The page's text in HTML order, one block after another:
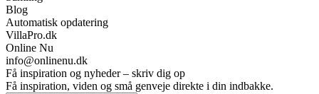
Blog
Automatisk opdatering
VillaPro.dk
Online Nu
info@onlinenu.dk
Få inspiration og nyheder – skriv dig op
Få inspiration, viden og små genveje direkte i din indbakke.